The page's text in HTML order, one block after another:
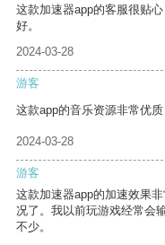
这款加速器app的客服很贴
好。
2024-03-28
游客
这款app的音乐资源非常优
2024-03-28
游客
这款加速器app的加速效果
况了。我以前玩游戏经常会
不少。